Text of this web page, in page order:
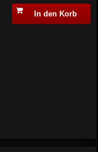
In den Korb